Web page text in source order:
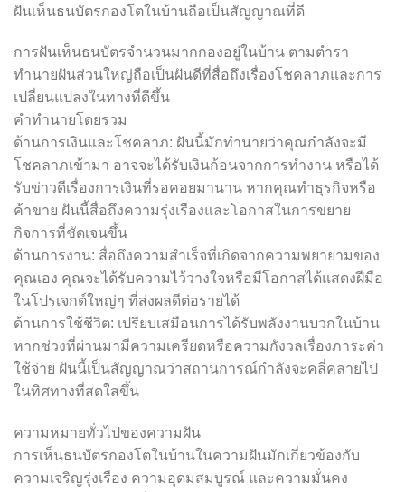
ฝันเห็นธนบัตรกองโตในบ้านถือเป็นสัญญาณที่ดี
การฝันเห็นธนบัตรจำนวนมากกองอยู่ในบ้าน ตามตำรา
ทำนายฝันส่วนใหญ่ถือเป็นฝันดีที่สื่อถึงเรื่องโชคลาภและการ
เปลี่ยนแปลงในทางที่ดีขึ้น
คำทำนายโดยรวม
ด้านการเงินและโชคลาภ: ฝันนี้มักทำนายว่าคุณกำลังจะมี
โชคลาภเข้ามา อาจจะได้รับเงินก้อนจากการทำงาน หรือได้
รับข่าวดีเรื่องการเงินที่รอคอยมานาน หากคุณทำธุรกิจหรือ
ค้าขาย ฝันนี้สื่อถึงความรุ่งเรืองและโอกาสในการขยาย
กิจการที่ชัดเจนขึ้น
ด้านการงาน: สื่อถึงความสำเร็จที่เกิดจากความพยายามของ
คุณเอง คุณจะได้รับความไว้วางใจหรือมีโอกาสได้แสดงฝีมือ
ในโปรเจกต์ใหญ่ๆ ที่ส่งผลดีต่อรายได้
ด้านการใช้ชีวิต: เปรียบเสมือนการได้รับพลังงานบวกในบ้าน
หากช่วงที่ผ่านมามีความเครียดหรือความกังวลเรื่องภาระค่า
ใช้จ่าย ฝันนี้เป็นสัญญาณว่าสถานการณ์กำลังจะคลี่คลายไป
ในทิศทางที่สดใสขึ้น
ความหมายทั่วไปของความฝัน
การเห็นธนบัตรกองโตในบ้านในความฝันมักเกี่ยวข้องกับ
ความเจริญรุ่งเรือง ความอุดมสมบูรณ์ และความมั่นคง